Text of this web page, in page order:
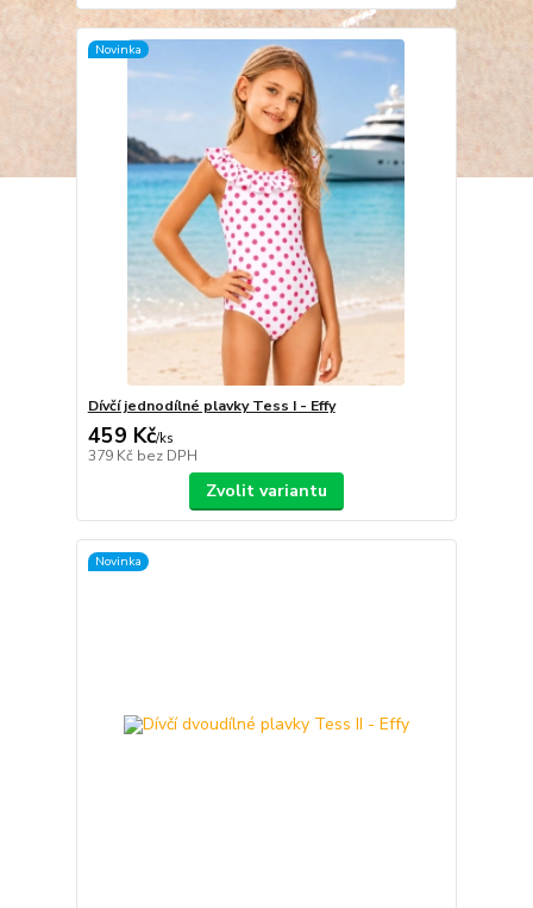
Novinka
Dívčí jednodílné plavky Tess I - Effy
459 Kč/ks
379 Kč bez DPH
Zvolit variantu
Novinka